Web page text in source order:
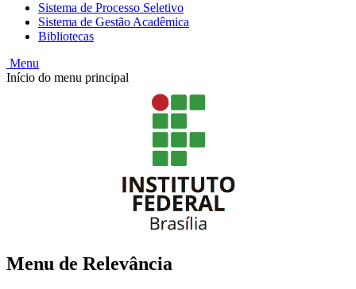
Sistema de Processo Seletivo
Sistema de Gestão Acadêmica
Bibliotecas
Menu
Início do menu principal
Menu de Relevância